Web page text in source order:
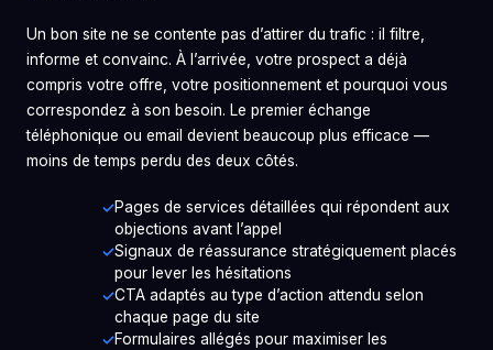
Un bon site ne se contente pas d’attirer du trafic : il filtre,
informe et convainc. À l’arrivée, votre prospect a déjà
compris votre offre, votre positionnement et pourquoi vous
correspondez à son besoin. Le premier échange
téléphonique ou email devient beaucoup plus efficace —
moins de temps perdu des deux côtés.
Pages de services détaillées qui répondent aux
objections avant l’appel
Signaux de réassurance stratégiquement placés
pour lever les hésitations
CTA adaptés au type d’action attendu selon
chaque page du site
Formulaires allégés pour maximiser les